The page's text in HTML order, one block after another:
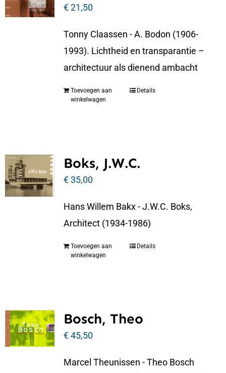
€21,50
Tonny Claassen - A. Bodon (1906-
1993). Lichtheid en transparantie –
architectuur als dienend ambacht
Toevoegen aan
winkelwagen
Details
Boks, J.W.C.
€35,00
Hans Willem Bakx - J.W.C. Boks,
Architect (1934-1986)
Toevoegen aan
winkelwagen
Details
Bosch, Theo
€45,50
Marcel Theunissen - Theo Bosch